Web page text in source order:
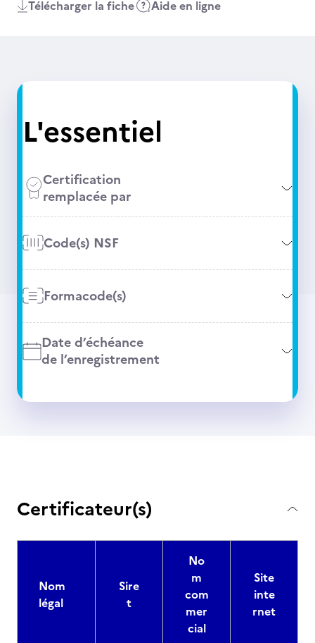
Télécharger la fiche Aide en ligne
L'essentiel
Certification
remplacée par
Code(s) NSF
Formacode(s)
Date d’échéance
de l’enregistrement
Certificateur(s)
Nom
légal
Sire
t
No
m
com
mer
cial
Site
inte
rnet